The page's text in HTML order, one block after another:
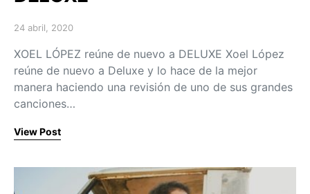
Posted on
24 abril, 2020
XOEL LÓPEZ reúne de nuevo a DELUXE Xoel López
reúne de nuevo a Deluxe y lo hace de la mejor
manera haciendo una revisión de uno de sus grandes
canciones…
View Post